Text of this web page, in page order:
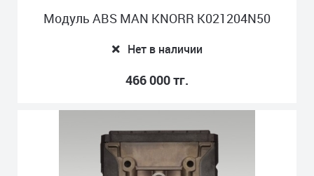
Модуль ABS MAN KNORR K021204N50
Нет в наличии
466 000 тг.